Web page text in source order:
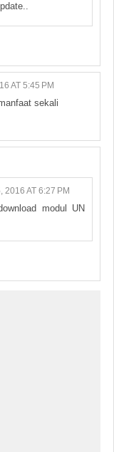
AT 5:45 PM
sekali
2016 AT 6:27 PM
modul UN